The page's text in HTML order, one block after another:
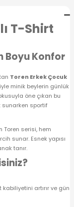
T-Shirt
Boyu Konfor
Toren Erkek Çocuk
minik beylerin günlük
öne çıkan bu
sunarken sportif
Toren serisi, hem
sunar. Esnek yapısı
tanır.
artırır ve gün